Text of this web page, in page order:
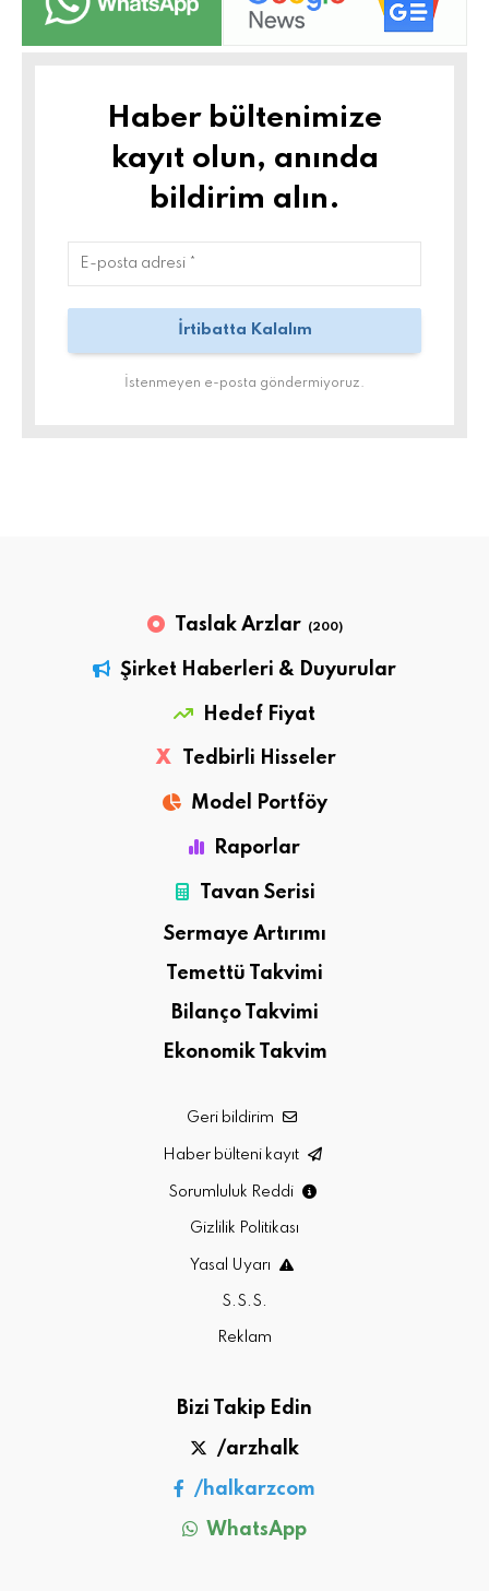
Haber bültenimize
kayıt olun, anında
bildirim alın.
İstenmeyen e-posta göndermiyoruz.
Taslak Arzlar (200)
Şirket Haberleri & Duyurular
Hedef Fiyat
X Tedbirli Hisseler
Model Portföy
Raporlar
Tavan Serisi
Sermaye Artırımı
Temettü Takvimi
Bilanço Takvimi
Ekonomik Takvim
Geri bildirim
Haber bülteni kayıt
Sorumluluk Reddi
Gizlilik Politikası
Yasal Uyarı
S.S.S.
Reklam
Bizi Takip Edin
/arzhalk
/halkarzcom
WhatsApp